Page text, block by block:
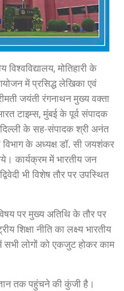
विश्वविद्यालय, मोतिहारी के
में प्रसिद्ध लेखिका एवं
जयंती रंगनाथन मुख्य वक्ता
टाइम्स, मुंबई के पूर्व संपादक
के सह-संपादक श्री अनंत
विभाग के अध्यक्ष डॉ. सी जयशंकर
कार्यक्रम में भारतीय जन
भी विशेष तौर पर उपस्थित
पर मुख्य अतिथि के तौर पर
शिक्षा नीति का लक्ष्य भारतीय
सभी लोगों को एकजुट होकर काम
तक पहुंचने की कुंजी है।